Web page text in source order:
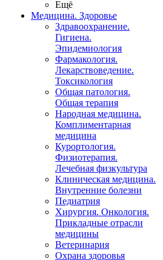
Ещё
Медицина. Здоровье
Здравоохранение.
Гигиена.
Эпидемиология
Фармакология.
Лекарствоведение.
Токсикология
Общая патология.
Общая терапия
Народная медицина.
Комплиментарная
медицина
Курортология.
Физиотерапия.
Лечебная физкультура
Клиническая медицина.
Внутренние болезни
Педиатрия
Хирургия. Онкология.
Прикладные отрасли
медицины
Ветеринария
Охрана здоровья